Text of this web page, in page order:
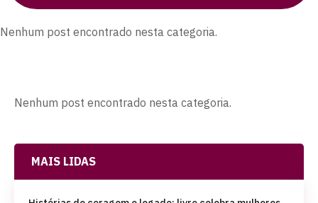
Nenhum post encontrado nesta categoria.
Nenhum post encontrado nesta categoria.
MAIS LIDAS